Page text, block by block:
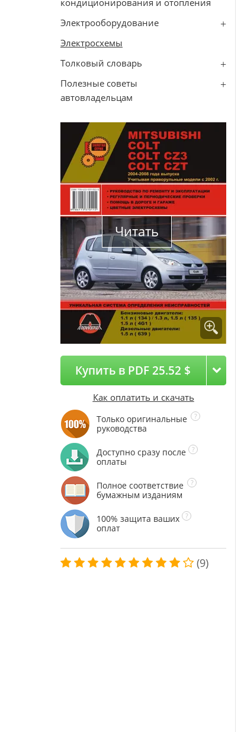
кондиционирования и отопления
Электрооборудование
Электросхемы
Толковый словарь
Полезные советы
автовладельцам
Читать
Купить в PDF 25.52 $
Как оплатить и скачать
Только оригинальные
руководства
Доступно сразу после
оплаты
Полное соответствие
бумажным изданиям
100% защита ваших
оплат
(9)